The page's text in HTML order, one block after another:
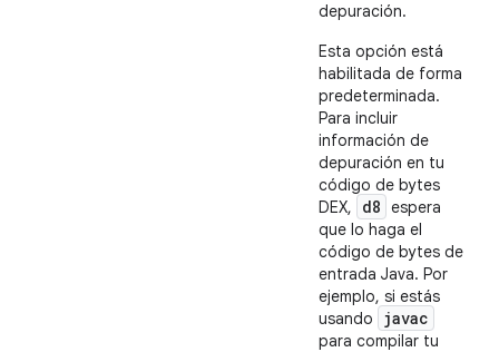
depuración.
Esta opción está
habilitada de forma
predeterminada.
Para incluir
información de
depuración en tu
código de bytes
DEX,
d8 espera
que lo haga el
código de bytes de
entrada Java. Por
ejemplo, si estás
usando
javac
para compilar tu